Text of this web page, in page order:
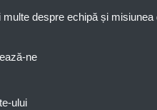
multe despre echipă și misiunea
ne
ului